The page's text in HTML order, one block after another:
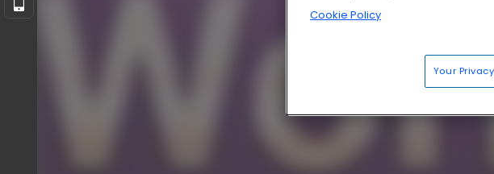
Cookie Policy
Your